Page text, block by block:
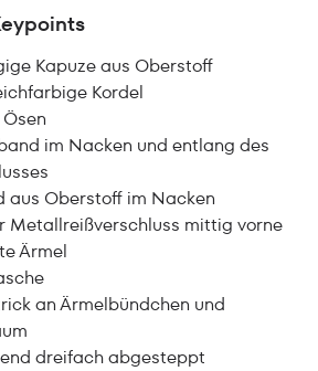
Kapuze aus Oberstoff
Kordel
im Nacken und entlang des
aus Oberstoff im Nacken
Metallreißverschluss mittig vorne
Ärmel
an Ärmelbündchen und
dreifach abgesteppt